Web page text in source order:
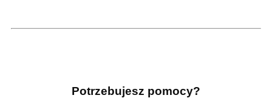
Potrzebujesz pomocy?